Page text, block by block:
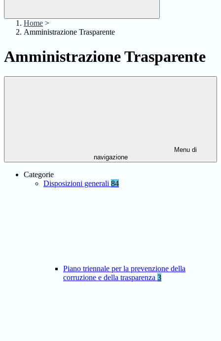
Home >
Amministrazione Trasparente
Amministrazione Trasparente
Menu di
navigazione
Categorie
Disposizioni generali 84
Piano triennale per la prevenzione della
corruzione e della trasparenza 3